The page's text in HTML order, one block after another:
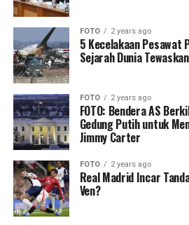
FOTO 2 years ago
5 Kecelakaan Pesawat
Sejarah Dunia
FOTO 2 years ago
FOTO: Bendera AS
Gedung Putih untuk
Jimmy Carter
FOTO 2 years ago
Real Madrid Incar
Ven?